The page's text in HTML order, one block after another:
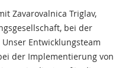
Zavarovalnica Triglav,
bei der
Entwicklungsteam
der Implementierung von